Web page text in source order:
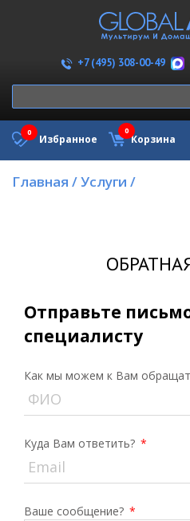
+7 (495) 308-00-49
Избранное
0
Корзина
0
Главная /Услуги /
Отправьте
специалисту
Как мы можем к Вам
Куда Вам ответить? *
Ваше сообщение? *